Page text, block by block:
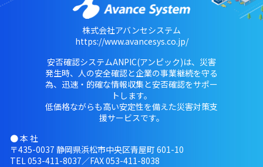
株式会社アバンセシステム
https://www.avancesys.co.jp/
安否確認システムANPIC(アンピック)は、災害
発生時、人の安全確認と企業の事業継続を守る
為、迅速・的確な情報収集と安否確認をサポー
トします。
低価格ながらも高い安定性を備えた災害対策支
援サービスです。
● 本 社
〒435-0037 静岡県浜松市中央区青屋町 601-10
TEL 053-411-8037／FAX 053-411-8038